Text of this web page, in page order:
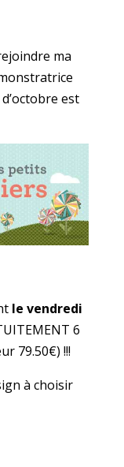
ma
est
le vendredi
6
79.50€) !!!
à choisir